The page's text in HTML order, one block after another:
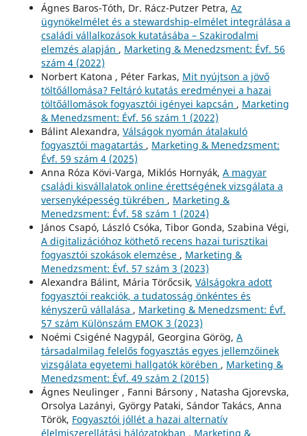
Ágnes Baros-Tóth, Dr. Rácz-Putzer Petra, Az
ügynökelmélet és a stewardship-elmélet integrálása a
családi vállalkozások kutatásába – Szakirodalmi
elemzés alapján , Marketing & Menedzsment: Évf. 56
szám 4 (2022)
Norbert Katona , Péter Farkas, Mit nyújtson a jövő
töltőállomása? Feltáró kutatás eredményei a hazai
töltőállomások fogyasztói igényei kapcsán , Marketing
& Menedzsment: Évf. 56 szám 1 (2022)
Bálint Alexandra, Válságok nyomán átalakuló
fogyasztói magatartás , Marketing & Menedzsment:
Évf. 59 szám 4 (2025)
Anna Róza Kövi-Varga, Miklós Hornyák, A magyar
családi kisvállalatok online érettségének vizsgálata a
versenyképesség tükrében , Marketing &
Menedzsment: Évf. 58 szám 1 (2024)
János Csapó, László Csóka, Tibor Gonda, Szabina Végi,
A digitalizációhoz köthető recens hazai turisztikai
fogyasztói szokások elemzése , Marketing &
Menedzsment: Évf. 57 szám 3 (2023)
Alexandra Bálint, Mária Törőcsik, Válságokra adott
fogyasztói reakciók, a tudatosság önkéntes és
kényszerű vállalása , Marketing & Menedzsment: Évf.
57 szám Különszám EMOK 3 (2023)
Noémi Csigéné Nagypál, Georgina Görög, A
társadalmilag felelős fogyasztás egyes jellemzőinek
vizsgálata egyetemi hallgatók körében , Marketing &
Menedzsment: Évf. 49 szám 2 (2015)
Ágnes Neulinger , Fanni Bársony , Natasha Gjorevska,
Orsolya Lazányi, György Pataki, Sándor Takács, Anna
Török, Fogyasztói jóllét a hazai alternatív
élelmiszerellátási hálózatokban , Marketing &